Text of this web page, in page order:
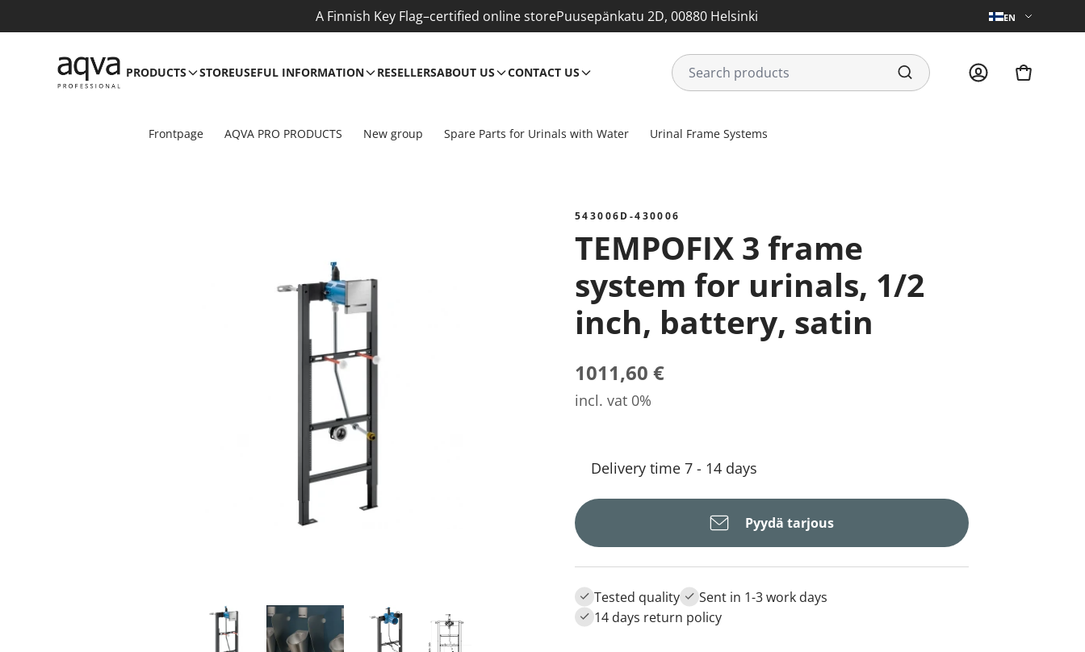
A Finnish Key Flag–certified online storePuusepänkatu 2D, 00880 Helsinki EN
PRODUCTS STOREUSEFUL INFORMATION RESELLERSABOUT US CONTACT US
Frontpage AQVA PRO PRODUCTS New group Spare Parts for Urinals with Water Urinal Frame Systems
543006D-430006
TEMPOFIX 3 frame
system for urinals, 1/2
inch, battery, satin
1011,60 €
incl. vat 0%
Delivery time 7 - 14 days
Pyydä tarjous
Tested quality
Sent in 1-3 work days
14 days return policy